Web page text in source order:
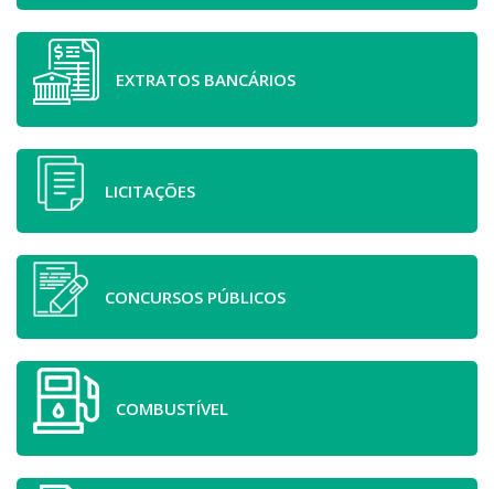
EXTRATOS BANCÁRIOS
LICITAÇÕES
CONCURSOS PÚBLICOS
COMBUSTÍVEL